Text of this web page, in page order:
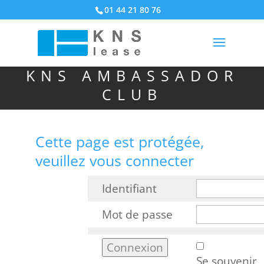
01 44 21 80 76
KNS AMBASSADOR
CLUB
Cette page est protégée,
veuillez vous connecter
Identifiant
Mot de passe